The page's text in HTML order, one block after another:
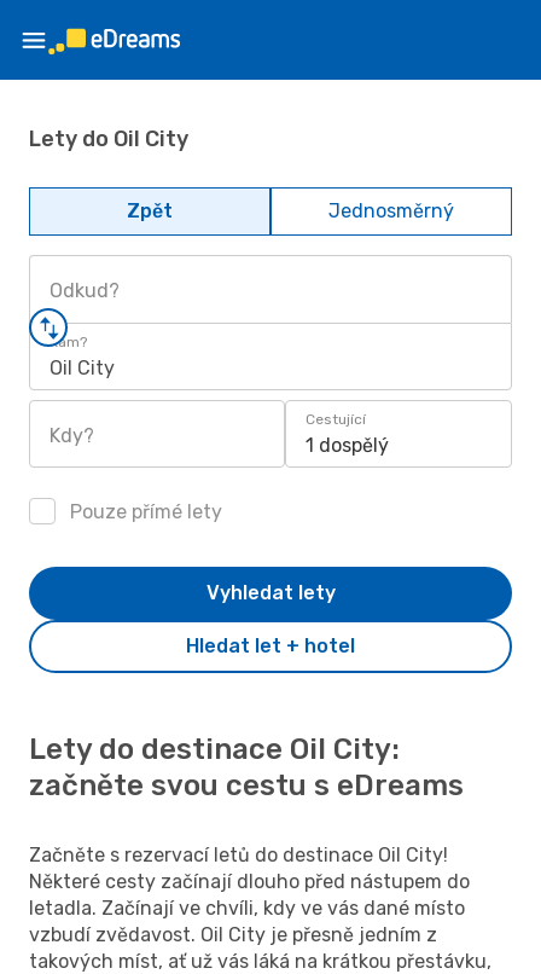
Lety do Oil City
Zpět Jednosměrný
Odkud?
Kam?
Oil City
Kdy?
Cestující
1 dospělý
Pouze přímé lety
Hledat let + hotel
Vyhledat lety
Lety do destinace Oil City:
začněte svou cestu s eDreams
Začněte s rezervací letů do destinace Oil City!
Některé cesty začínají dlouho před nástupem do
letadla. Začínají ve chvíli, kdy ve vás dané místo
vzbudí zvědavost. Oil City je přesně jedním z
takových míst, ať už vás láká na krátkou přestávku,